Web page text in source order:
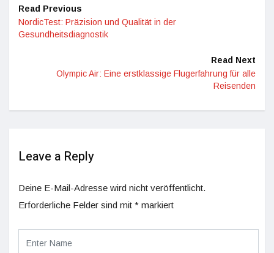
Read Previous
NordicTest: Präzision und Qualität in der
Gesundheitsdiagnostik
Read Next
Olympic Air: Eine erstklassige Flugerfahrung für alle
Reisenden
Leave a Reply
Deine E-Mail-Adresse wird nicht veröffentlicht.
Erforderliche Felder sind mit * markiert